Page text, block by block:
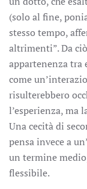
(solo al fine,
stesso tempo,
altrimenti”. Da
appartenenza tra
come
risulterebbero
l’esperienza, ma
Una cecità di
pensa invece a
un termine
flessibile.